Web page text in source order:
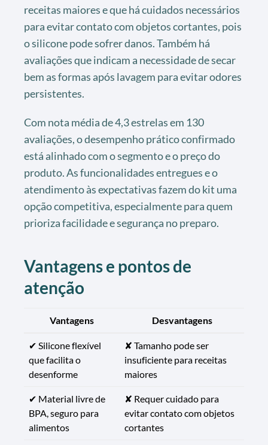
receitas maiores e que há cuidados necessários
para evitar contato com objetos cortantes, pois
o silicone pode sofrer danos. Também há
avaliações que indicam a necessidade de secar
bem as formas após lavagem para evitar odores
persistentes.
Com nota média de 4,3 estrelas em 130
avaliações, o desempenho prático confirmado
está alinhado com o segmento e o preço do
produto. As funcionalidades entregues e o
atendimento às expectativas fazem do kit uma
opção competitiva, especialmente para quem
prioriza facilidade e segurança no preparo.
Vantagens e pontos de
atenção
Vantagens Desvantagens
✔ Silicone flexível
que facilita o
desenforme
✘ Tamanho pode ser
insuficiente para receitas
maiores
✔ Material livre de
BPA, seguro para
alimentos
✘ Requer cuidado para
evitar contato com objetos
cortantes